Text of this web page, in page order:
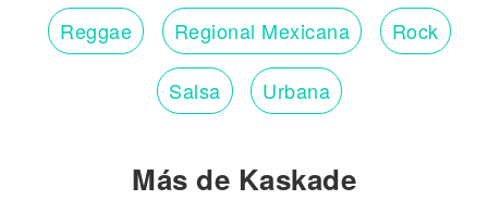
Reggae Regional Mexicana Rock
Salsa Urbana
Más de Kaskade